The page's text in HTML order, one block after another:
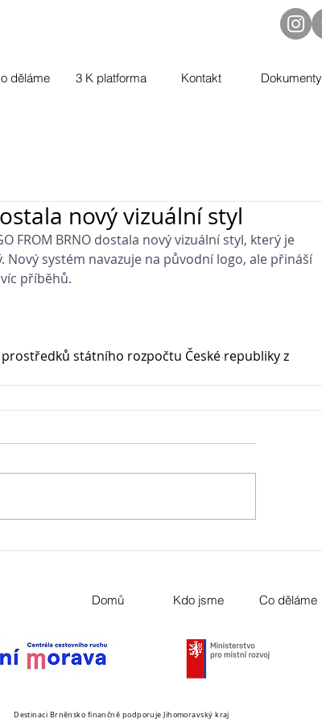
děláme 3 K platforma Kontakt Dokumenty
nový vizuální styl
FROM BRNO dostala nový vizuální styl, který je
systém navazuje na původní logo, ale přináší
příběhů.
státního rozpočtu České republiky z
Domů Kdo jsme Co děláme
Destinaci Brněnsko finančně podporuje Jihomoravský kraj